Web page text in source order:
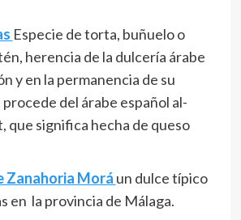
Especie de torta, buñuelo o
herencia de la dulcería árabe
y en la permanencia de su
del árabe español al-
que significa hecha de queso
Zanahoria Morá un dulce típico
en la provincia de Málaga.